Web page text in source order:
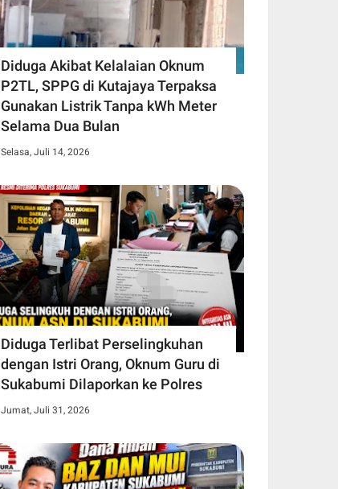
Diduga Akibat Kelalaian Oknum
P2TL, SPPG di Kutajaya Terpaksa
Gunakan Listrik Tanpa kWh Meter
Selama Dua Bulan
Selasa, Juli 14, 2026
Diduga Terlibat Perselingkuhan
dengan Istri Orang, Oknum Guru di
Sukabumi Dilaporkan ke Polres
Jumat, Juli 31, 2026